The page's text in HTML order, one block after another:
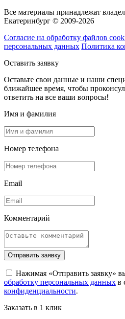
Все материалы принадлежат
Екатеринбург © 2009-2026
Согласие на обработку файлов
персональных данных Политика
Оставить заявку
Оставьте свои данные и наши
ближайшее время, чтобы
ответить на все ваши вопросы!
Имя и фамилия
Номер телефона
Email
Комментарий
Отправить заявку
Нажимая «Отправить заявку»
обработку персональных данных в
конфиденциальности.
Заказать в 1 клик